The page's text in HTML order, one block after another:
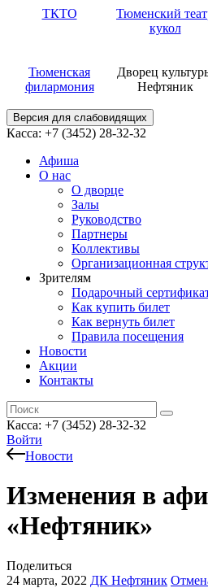
ТКТО
Тюменский
кукол
Тюменская
филармония
Дворец
Нефтяник
Версия для слабовидящих
Касса: +7 (3452) 28-32-32
Афиша
О нас
О дворце
Залы
Руководство
Партнеры
Коллективы
Организационная
Зрителям
Подарочный
Как купить билет
Как вернуть билет
Правила посещения
Новости
Акции
Контакты
Касса: +7 (3452) 28-32-32
Войти
Новости
Изменения в
«Нефтяник»
Поделиться
24 марта, 2022 ДК Нефтяник